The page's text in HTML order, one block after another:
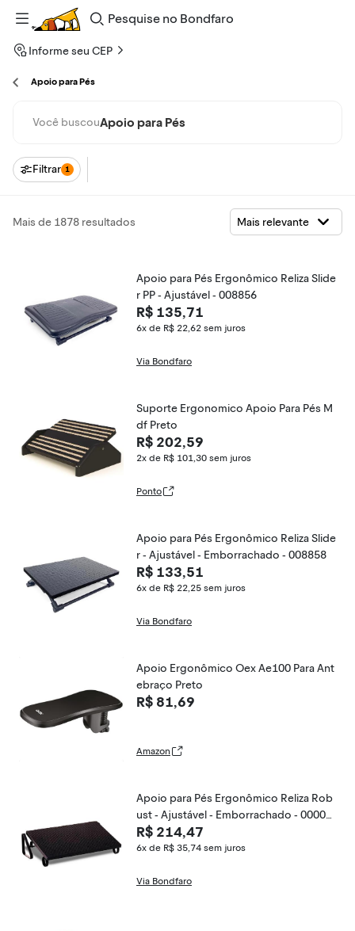
Pesquise
Bondfaro
Informe seu CEP
Apoio para Pés
Você buscouApoio para Pés
Filtrar 1
Mais de 1878 resultados
Apoio para Pés Ergonômico Reliza Slide
r PP - Ajustável - 008856
R$ 135,71
6x de R$ 22,62 sem juros
Via Bondfaro
Suporte Ergonomico Apoio Para Pés M
df Preto
R$ 202,59
2x de R$ 101,30 sem juros
Ponto
Apoio para Pés Ergonômico Reliza Slide
r - Ajustável - Emborrachado - 008858
R$ 133,51
6x de R$ 22,25 sem juros
Via Bondfaro
Apoio Ergonômico Oex Ae100 Para Ant
ebraço Preto
R$ 81,69
Amazon
Apoio para Pés Ergonômico Reliza Rob
ust - Ajustável - Emborrachado - 00003
0
R$ 214,47
6x de R$ 35,74 sem juros
Via Bondfaro